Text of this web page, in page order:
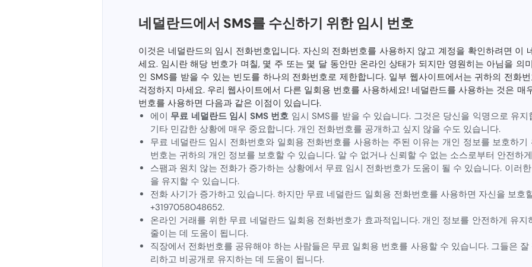
네덜란드에서 SMS를 수신하기 위한 임시 번호
이것은 네덜란드의 임시 전화번호입니다. 자신의 전화번호를 사용하지 않고 계정을 확인하려면 이
세요. 임시란 해당 번호가 며칠, 몇 주 또는 몇 달 동안만 온라인 상태가 되지만 영원히는 아님을 의
인 SMS를 받을 수 있는 빈도를 하나의 전화번호로 제한합니다. 일부 웹사이트에서는 귀하의 전화
걱정하지 마세요. 우리 웹사이트에서 다른 일회용 번호를 사용하세요! 네덜란드를 사용하는 것은 매
번호를 사용하면 다음과 같은 이점이 있습니다.
에이 무료 네덜란드 임시 SMS 번호 임시 SMS를 받을 수 있습니다. 그것은 당신을 익명으로 유
기타 민감한 상황에 매우 중요합니다. 개인 전화번호를 공개하고 싶지 않을 수도 있습니다.
무료 네덜란드 임시 전화번호와 일회용 전화번호를 사용하는 주된 이유는 개인 정보를 보호하기
번호는 귀하의 개인 정보를 보호할 수 있습니다. 알 수 없거나 신뢰할 수 없는 소스로부터 안전하
스팸과 원치 않는 전화가 증가하는 상황에서 무료 임시 전화번호가 도움이 될 수 있습니다. 이러
을 유지할 수 있습니다.
전화 사기가 증가하고 있습니다. 하지만 무료 네덜란드 일회용 전화번호를 사용하면 자신을 보호
+3197058048652.
온라인 거래를 위한 무료 네덜란드 일회용 전화번호가 효과적입니다. 개인 정보를 안전하게 유
줄이는 데 도움이 됩니다.
직장에서 전화번호를 공유해야 하는 사람들은 무료 일회용 번호를 사용할 수 있습니다. 그들은
리하고 비공개로 유지하는 데 도움이 됩니다.